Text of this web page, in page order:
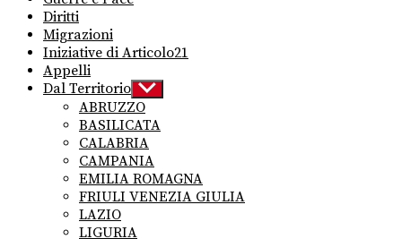
Diritti
Migrazioni
Iniziative di Articolo21
Appelli
Dal Territorio Show
sub
menu
ABRUZZO
BASILICATA
CALABRIA
CAMPANIA
EMILIA ROMAGNA
FRIULI VENEZIA GIULIA
LAZIO
LIGURIA